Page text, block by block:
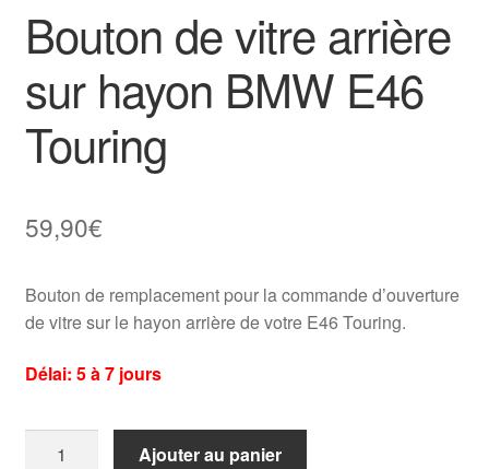
Bouton de vitre arrière
sur hayon BMW E46
Touring
59,90€
Bouton de remplacement pour la commande d’ouverture
de vitre sur le hayon arrière de votre E46 Touring.
Délai: 5 à 7 jours
Ajouter au panier